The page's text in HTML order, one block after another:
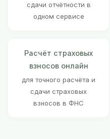
сдачи отчётности в
одном сервисе
Расчёт страховых
взносов онлайн
для точного расчёта и
сдачи страховых
взносов в ФНС